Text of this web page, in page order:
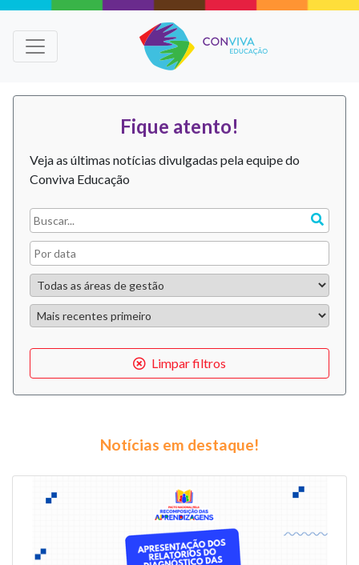
Fique atento!
Veja as últimas notícias divulgadas pela equipe do
Conviva Educação
Limpar filtros
Notícias em destaque!